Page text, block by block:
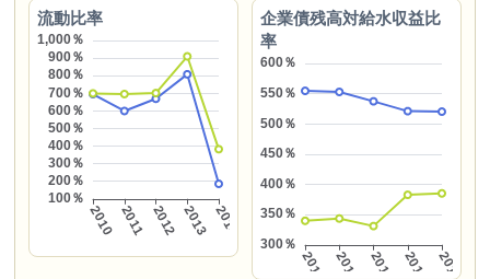
流動比率
企業債残高対給水収益比
率